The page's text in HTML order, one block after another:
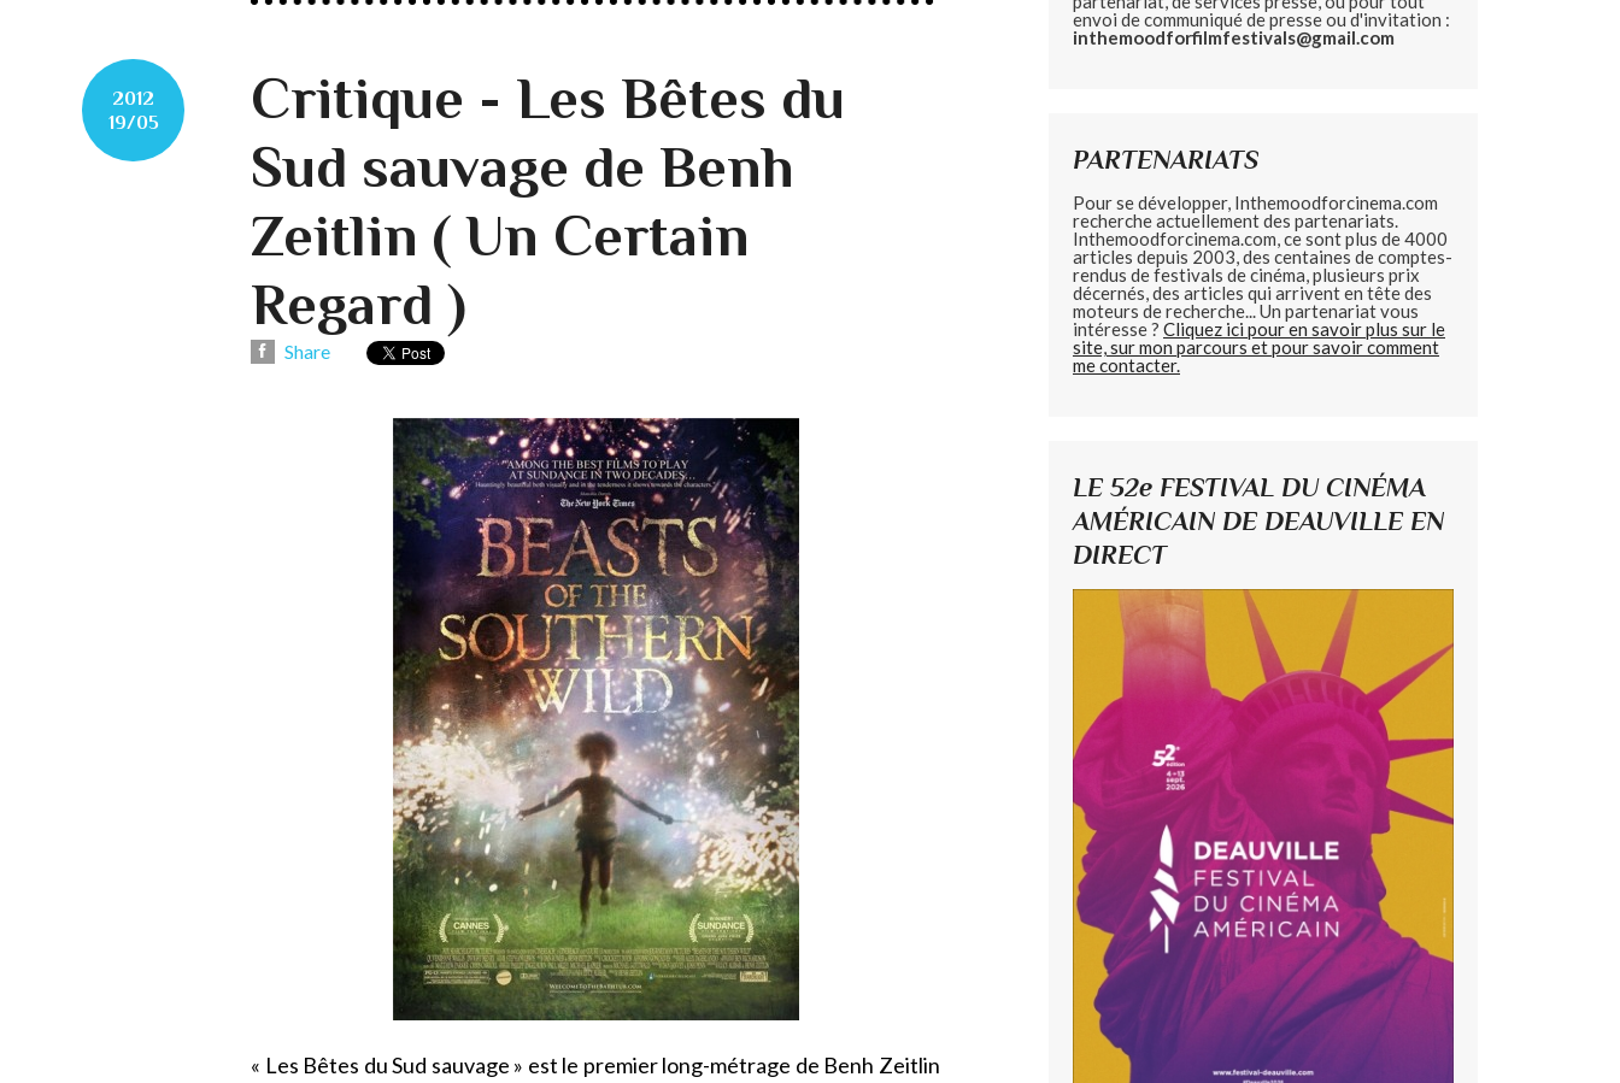
2012
19/05
Critique - Les Bêtes du
Sud sauvage de Benh
Zeitlin ( Un Certain
Regard )
Share
« Les Bêtes du Sud sauvage » est le premier long-métrage de Benh Zeitlin
envoi de communiqué de presse ou d'invitation :
inthemoodforfilmfestivals@gmail.com
PARTENARIATS
Pour se développer, Inthemoodforcinema.com
recherche actuellement des partenariats.
Inthemoodforcinema.com, ce sont plus de 4000
articles depuis 2003, des centaines de comptes-
rendus de festivals de cinéma, plusieurs prix
décernés, des articles qui arrivent en tête des
moteurs de recherche... Un partenariat vous
intéresse ? Cliquez ici pour en savoir plus sur le
site, sur mon parcours et pour savoir comment
me contacter.
LE 52e FESTIVAL DU CINÉMA
AMÉRICAIN DE DEAUVILLE EN
DIRECT